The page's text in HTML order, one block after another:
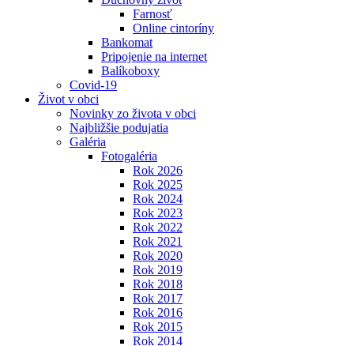
Farnosť
Online cintoríny
Bankomat
Pripojenie na internet
Balíkoboxy
Covid-19
Život v obci
Novinky zo života v obci
Najbližšie podujatia
Galéria
Fotogaléria
Rok 2026
Rok 2025
Rok 2024
Rok 2023
Rok 2022
Rok 2021
Rok 2020
Rok 2019
Rok 2018
Rok 2017
Rok 2016
Rok 2015
Rok 2014